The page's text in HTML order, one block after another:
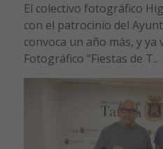
El colectivo fotográfico
con el patrocinio del
convoca un año más, y ya
Fotográfico “Fiestas de T...